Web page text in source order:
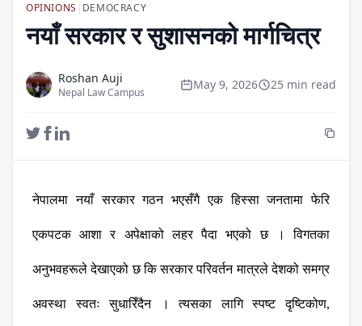
OPINIONS | DEMOCRACY
नयाँ सरकार र सुशासनको मार्गचित्र
Roshan Auji
Nepal Law Campus
May 9, 2026 25 min read
नेपालमा नयाँ सरकार गठन भएसँगै एक हिस्सा जनतामा फेरि
एकपटक आशा र अपेक्षाको लहर पैदा भएको छ । विगतका
अनुभवहरूले देखाएको छ कि सरकार परिवर्तन मात्रले देशको समग्र
अवस्था स्वतः सुधारिँदैन । त्यसका लागि स्पष्ट दृष्टिकोण,